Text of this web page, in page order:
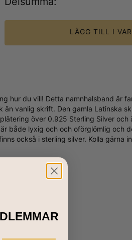
LÄGG TILL I
hur du vill! Detta namnhalsband är
vanlig skrift. Den gamla Latinska
över 0.925 Sterling Silver och
både lyxig och och oförglömlig och
också i sterling silver. Kolla gärna